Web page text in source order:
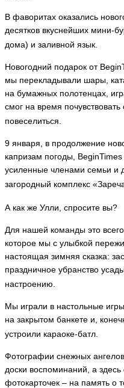
В фаворитах оказались
десятков вкуснейших мини-
дома) и заливной язык.
Новогодний подарок от
мы перекладывали шары,
на бумажных полотенцах,
смог на время
повеселиться.
9 января, в продолжение
капризам погоды,
усиленные членами семьи и
загородный комплекс
А как же Улли, спросите вы?
Для нашей команды это
которое мы с улыбкой
настоящая зимняя сказка:
праздничное убранство
настроению.
Мы играли в настольные
на закрытом банкете и,
устроили караоке-батл.
Фотографии снежных
доски воспоминаний, а
фотокарточек – на память о